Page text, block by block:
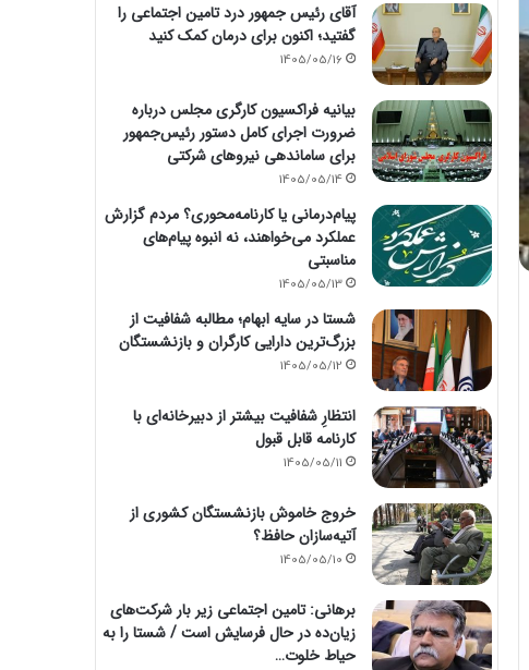
آقای رئیس جمهور درد تامین اجتماعی را
گفتید؛ اکنون برای درمان کمک کنید
1405/05/16
بیانیه فراکسیون کارگری مجلس درباره
ضرورت اجرای کامل دستور رئیس‌جمهور
برای ساماندهی نیروهای شرکتی
1405/05/14
پیام‌درمانی یا کارنامه‌محوری؟ مردم گزارش
عملکرد می‌خواهند، نه انبوه پیام‌های
مناسبتی
1405/05/13
شستا در سایه ابهام؛ مطالبه شفافیت از
بزرگ‌ترین دارایی کارگران و بازنشستگان
1405/05/12
انتظارِ شفافیت بیشتر از دبیرخانه‌ای با
کارنامه قابل قبول
1405/05/11
خروج خاموش بازنشستگان کشوری از
آتیه‌سازان حافظ؟
1405/05/10
برهانی: تامین اجتماعی زیر بار شرکت‌های
زیان‌ده در حال فرسایش است / شستا را به
حیاط خلوت…